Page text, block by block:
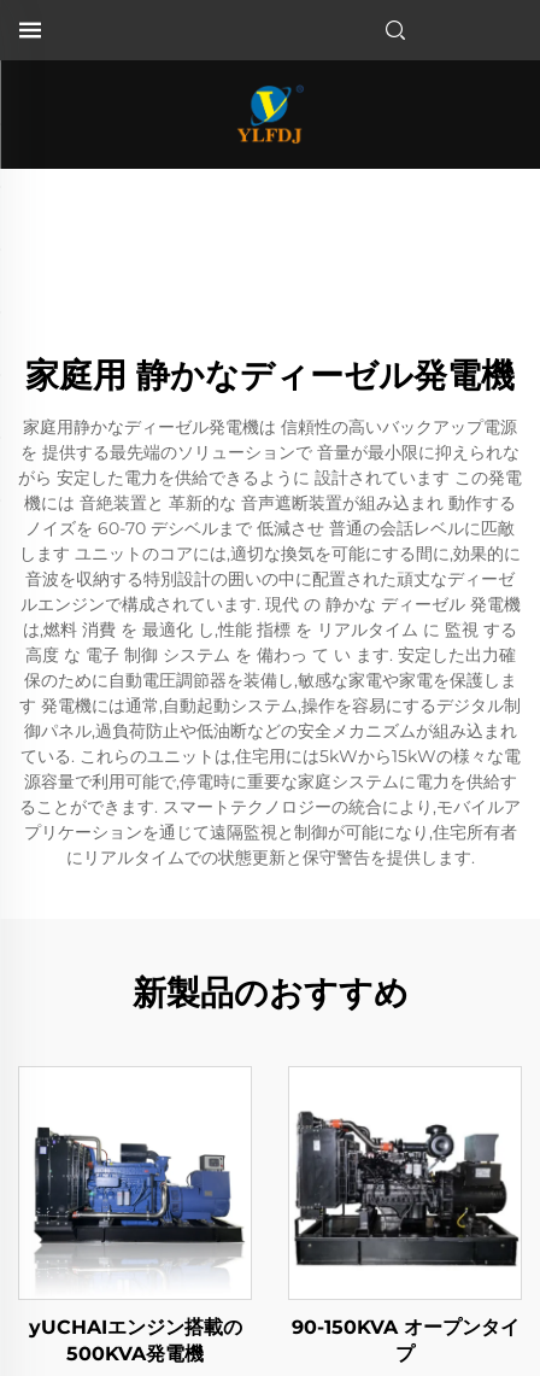
家庭用 静かなディーゼル発電機
家庭用静かなディーゼル発電機は 信頼性の高いバックアップ電源
を 提供する最先端のソリューションで 音量が最小限に抑えられな
がら 安定した電力を供給できるように 設計されています この発電
機には 音絶装置と 革新的な 音声遮断装置が組み込まれ 動作する
ノイズを 60-70 デシベルまで 低減させ 普通の会話レベルに匹敵
します ユニットのコアには,適切な換気を可能にする間に,効果的に
音波を収納する特別設計の囲いの中に配置された頑丈なディーゼ
ルエンジンで構成されています. 現代 の 静かな ディーゼル 発電機
は,燃料 消費 を 最適化 し,性能 指標 を リアルタイム に 監視 する
高度 な 電子 制御 システム を 備わっ て い ます. 安定した出力確
保のために自動電圧調節器を装備し,敏感な家電や家電を保護しま
す 発電機には通常,自動起動システム,操作を容易にするデジタル制
御パネル,過負荷防止や低油断などの安全メカニズムが組み込まれ
ている. これらのユニットは,住宅用には5kWから15kWの様々な電
源容量で利用可能で,停電時に重要な家庭システムに電力を供給す
ることができます. スマートテクノロジーの統合により,モバイルア
プリケーションを通じて遠隔監視と制御が可能になり,住宅所有者
にリアルタイムでの状態更新と保守警告を提供します.
新製品のおすすめ
yUCHAIエンジン搭載の
500KVA発電機
90-150KVA オープンタイ
プ